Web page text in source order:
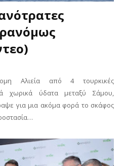
Αλιεία από 4 τουρκικές
χωρικά ύδατα μεταξύ Σάμου,
για μια ακόμα φορά το σκάφος